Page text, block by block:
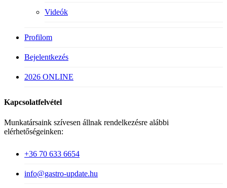
Videók
Profilom
Bejelentkezés
2026 ONLINE
Kapcsolatfelvétel
Munkatársaink szívesen állnak rendelkezésre alábbi
elérhetőségeinken:
+36 70 633 6654
info@gastro-update.hu